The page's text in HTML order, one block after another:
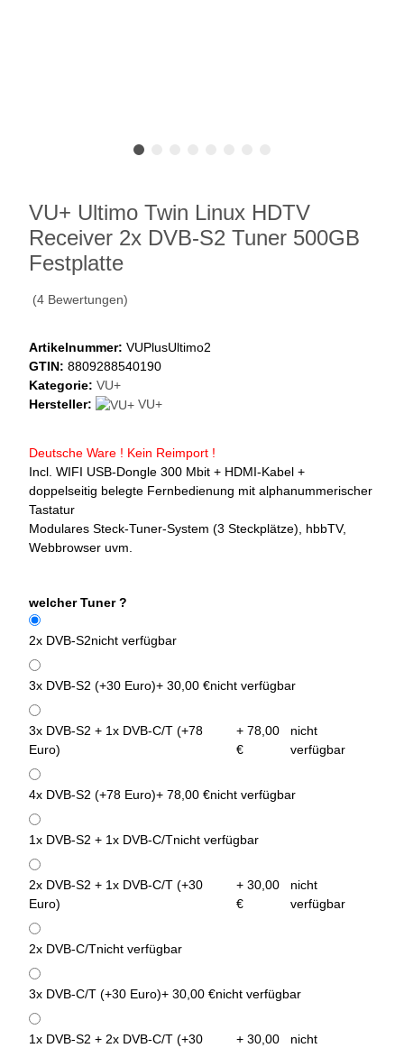
VU+ Ultimo Twin Linux HDTV
Receiver 2x DVB-S2 Tuner 500GB
Festplatte
(4 Bewertungen)
Artikelnummer: VUPlusUltimo2
GTIN: 8809288540190
Kategorie: VU+
Hersteller:
VU+
Deutsche Ware ! Kein Reimport !
Incl. WIFI USB-Dongle 300 Mbit + HDMI-Kabel +
doppelseitig belegte Fernbedienung mit alphanummerischer
Tastatur
Modulares Steck-Tuner-System (3 Steckplätze), hbbTV,
Webbrowser uvm.
welcher Tuner ?
2x DVB-S2nicht verfügbar
3x DVB-S2 (+30 Euro)+ 30,00 €nicht verfügbar
3x DVB-S2 + 1x DVB-C/T (+78
Euro)
+ 78,00
€
nicht
verfügbar
4x DVB-S2 (+78 Euro)+ 78,00 €nicht verfügbar
1x DVB-S2 + 1x DVB-C/Tnicht verfügbar
2x DVB-S2 + 1x DVB-C/T (+30
Euro)
+ 30,00
€
nicht
verfügbar
2x DVB-C/Tnicht verfügbar
3x DVB-C/T (+30 Euro)+ 30,00 €nicht verfügbar
1x DVB-S2 + 2x DVB-C/T (+30
+ 30,00
nicht